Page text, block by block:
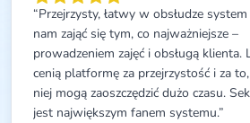
“Przejrzysty, łatwy w obsłudze
nam zająć się tym, co najważniejsze –
prowadzeniem zajęć i obsługą klienta.
cenią platformę za przejrzystość i za
niej mogą zaoszczędzić dużo czasu.
jest największym fanem systemu.”